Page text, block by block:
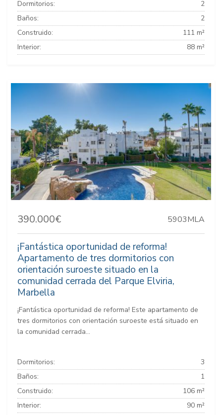
Dormitorios:
2
Baños:
2
Construido:
111 m²
Interior:
88 m²
390.000€ 5903MLA
¡Fantástica oportunidad de reforma!
Apartamento de tres dormitorios con
orientación suroeste situado en la
comunidad cerrada del Parque Elviria,
Marbella
¡Fantástica oportunidad de reforma! Este apartamento de
tres dormitorios con orientación suroeste está situado en
la comunidad cerrada...
Dormitorios:
3
Baños:
1
Construido:
106 m²
Interior:
90 m²